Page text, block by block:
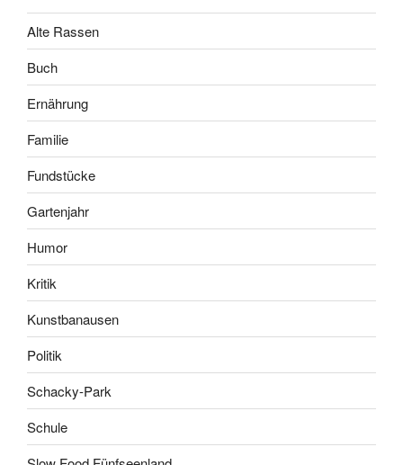
Alte Rassen
Buch
Ernährung
Familie
Fundstücke
Gartenjahr
Humor
Kritik
Kunstbanausen
Politik
Schacky-Park
Schule